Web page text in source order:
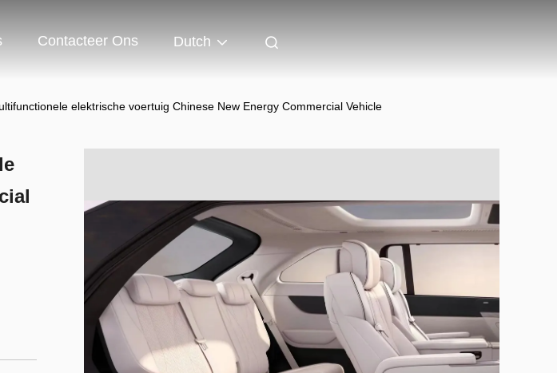
Contacteer Ons Dutch
elektrische voertuig Chinese New Energy Commercial Vehicle